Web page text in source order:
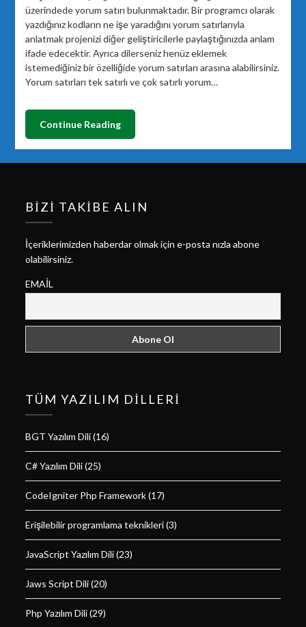
üzerindede yorum satırı bulunmaktadır. Bir programcı olarak
yazdığınız kodların ne işe yaradığını yorum satırlarıyla
anlatmak projenizi diğer geliştiricilerle paylaştığınızda anlam
ifade edecektir. Ayrıca dilerseniz henüz eklemek
istemediğiniz bir özelliğide yorum satırları arasına alabilirsiniz.
Yorum satırları tek satırlı ve çok satırlı yorum…
Continue Reading
BIZI TAKIBE ALIN
İçeriklerimizden haberdar olmak için e-posta nızla abone
olabilirsiniz.
EMAIL
TÜM YAZILIM DILLERI
BGT Yazılım Dili(16)
C# Yazılım Dili(25)
CodeIgniter Php Framework(17)
Erişilebilir programlama teknikleri(3)
JavaScript Yazılım Dili(23)
Jaws Script Dili(20)
Php Yazılım Dili(29)